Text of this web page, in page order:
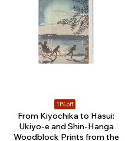
11% off
From Kiyochika to Hasui:
Ukiyo-e and Shin-Hanga
Woodblock Prints from the